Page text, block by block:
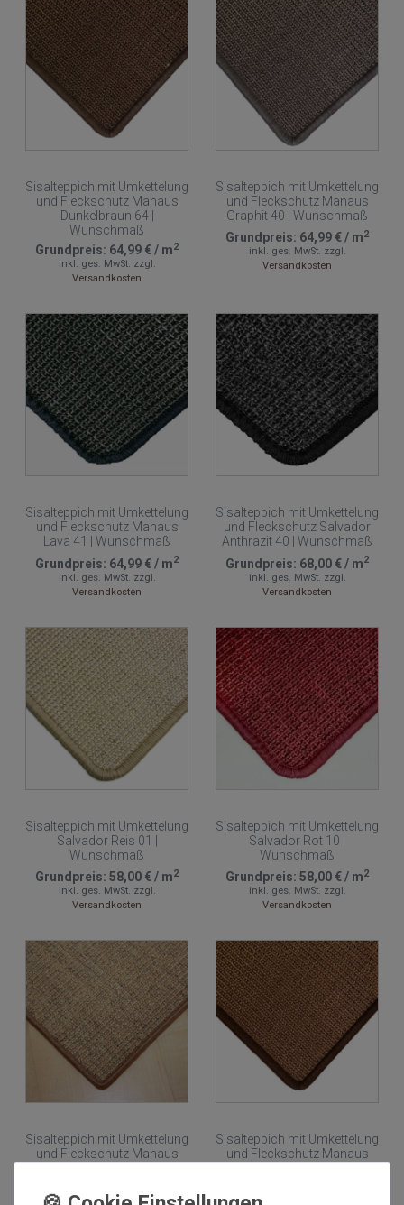
Sisalteppich mit Umkettelung
und Fleckschutz Manaus
Dunkelbraun 64 |
Wunschmaß
Grundpreis: 64,99 €/ m2
inkl. ges. MwSt. zzgl.
Versandkosten
Sisalteppich mit Umkettelung
und Fleckschutz Manaus
Graphit 40 | Wunschmaß
Grundpreis: 64,99 €/ m2
inkl. ges. MwSt. zzgl.
Versandkosten
Sisalteppich mit Umkettelung
und Fleckschutz Manaus
Lava 41 | Wunschmaß
Grundpreis: 64,99 €/ m2
inkl. ges. MwSt. zzgl.
Versandkosten
Sisalteppich mit Umkettelung
und Fleckschutz Salvador
Anthrazit 40 | Wunschmaß
Grundpreis: 68,00 €/ m2
inkl. ges. MwSt. zzgl.
Versandkosten
Sisalteppich mit Umkettelung
Salvador Reis 01 |
Wunschmaß
Grundpreis: 58,00 €/ m2
inkl. ges. MwSt. zzgl.
Versandkosten
Sisalteppich mit Umkettelung
Salvador Rot 10 |
Wunschmaß
Grundpreis: 58,00 €/ m2
inkl. ges. MwSt. zzgl.
Versandkosten
Sisalteppich mit Umkettelung
und Fleckschutz Manaus
2
Sisalteppich mit Umkettelung
und Fleckschutz Manaus